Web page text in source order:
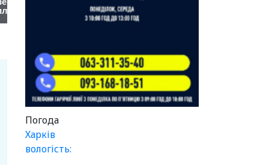
Погода
Харків
вологість: